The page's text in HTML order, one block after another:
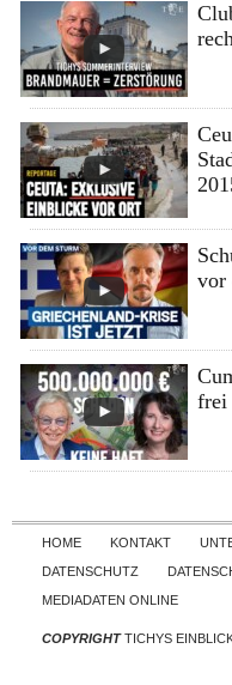
vor
frei
HOME KONTAKT
DATENSCHUTZ
MEDIADATEN ONLINE
COPYRIGHTTICHYS